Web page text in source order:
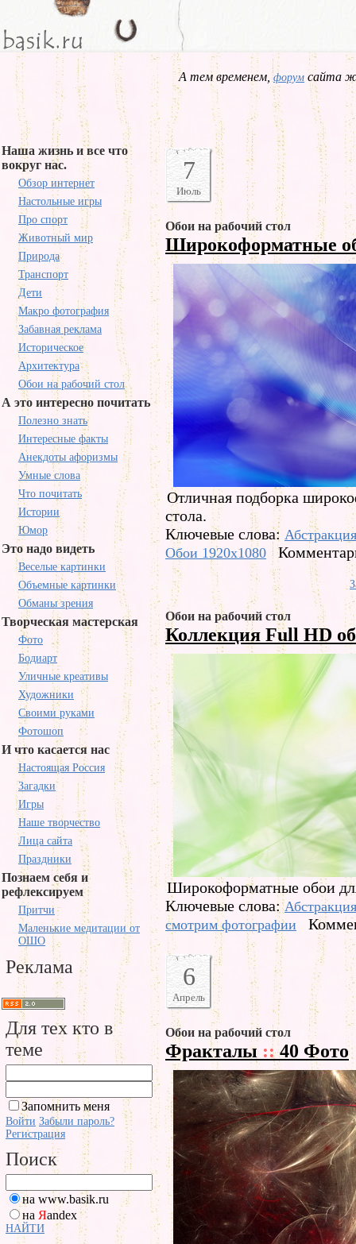
А тем временем,форум сайта
Наша жизнь и все что
вокруг нас.
Обзор интернет
Настольные игры
Про спорт
Животный мир
Природа
Транспорт
Дети
Макро фотография
Забавная реклама
Историческое
Архитектура
Обои на рабочий стол
А это интересно почитать
Полезно знать
Интересные факты
Анекдоты афоризмы
Умные слова
Что почитать
Истории
Юмор
Это надо видеть
Веселые картинки
Объемные картинки
Обманы зрения
Творческая мастерская
Фото
Бодиарт
Уличные креативы
Художники
Своими руками
Фотошоп
И что касается нас
Настоящая Россия
Загадки
Игры
Наше творчество
Лица сайта
Праздники
Познаем себя и
рефлексируем
Притчи
Маленькие медитации от
ОШО
Реклама
Для тех кто в
теме
Запомнить меня
Войти Забыли пароль?
Регистрация
Поиск
на www.basik.ru
на Яandex
НАЙТИ
7
Июль
Обои на рабочий стол
Широкоформатные
Отличная подборка
стола.
Ключевые слова: Абстракция
Обои 1920x1080
Обои на рабочий стол
Коллекция Full HD
Широкоформатные обои
Ключевые слова:Абстракция
смотрим фотографии
6
Апрель
Обои на рабочий стол
Фракталы ::40 Фото